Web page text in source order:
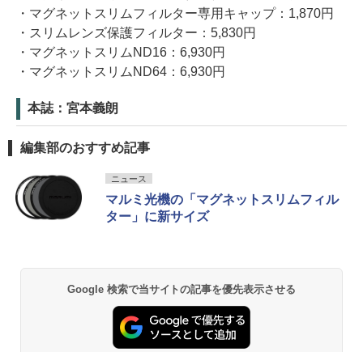
・マグネットスリムフィルター専用キャップ：1,870円
・スリムレンズ保護フィルター：5,830円
・マグネットスリムND16：6,930円
・マグネットスリムND64：6,930円
本誌：宮本義朗
編集部のおすすめ記事
ニュース
マルミ光機の「マグネットスリムフィル
ター」に新サイズ
Google 検索で当サイトの記事を優先表示させる